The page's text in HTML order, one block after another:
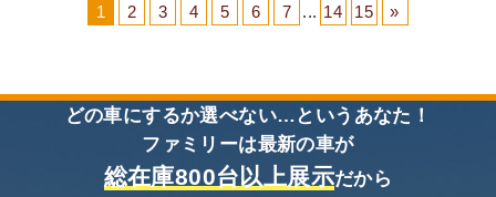
1 2 3 4 5 6 7 ... 14 15 »
どの車にするか選べない…というあなた！
ファミリーは最新の車が
総在庫800台以上展示だから